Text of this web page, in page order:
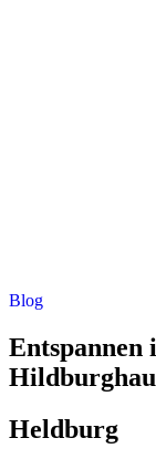
Blog
Entspannen
Heldburg